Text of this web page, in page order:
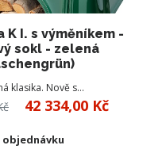
K I. s výměníkem -
sokl - zelená
klasika. Nově s…
42 334,00 Kč
objednávku